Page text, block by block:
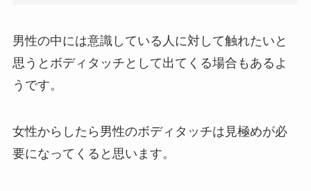
男性の中には意識している人に対して触れたいと
思うとボディタッチとして出てくる場合もあるよ
うです。
女性からしたら男性のボディタッチは見極めが必
要になってくると思います。